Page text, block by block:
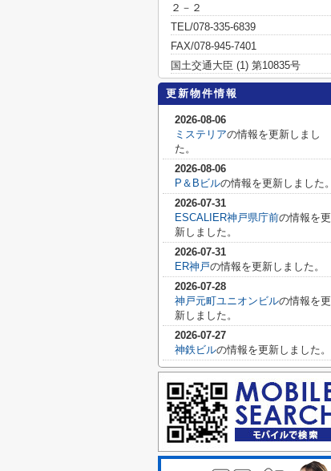
２－２
TEL/078-335-6839
FAX/078-945-7401
国土交通大臣 (1) 第10835号
更新物件情報
2026-08-06
ミステリアの情報を更新しまし
た。
2026-08-06
P＆Bビルの情報を更新しました。
2026-07-31
ESCALIER神戸県庁前の情報を更
新しました。
2026-07-31
ER神戸の情報を更新しました。
2026-07-28
神戸元町ユニオンビルの情報を更
新しました。
2026-07-27
神鉄ビルの情報を更新しました。